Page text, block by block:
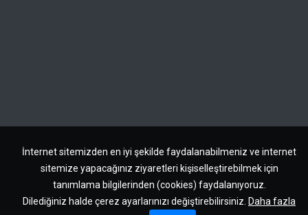
İnternet sitemizden en iyi şekilde faydalanabilmeniz ve internet
sitemize yapacağınız ziyaretleri kişiselleştirebilmek için
tanımlama bilgilerinden (cookies) faydalanıyoruz.
Dilediğiniz halde çerez ayarlarınızı değiştirebilirsiniz. Daha fazla